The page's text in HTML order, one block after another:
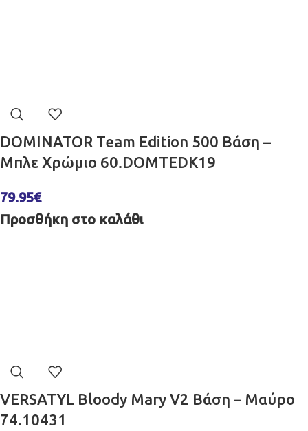
DOMINATOR Team Edition 500 Βάση –
Μπλε Χρώμιο 60.DOMTEDK19
79.95€
Προσθήκη στο καλάθι
VERSATYL Bloody Mary V2 Βάση – Μαύρο
74.10431